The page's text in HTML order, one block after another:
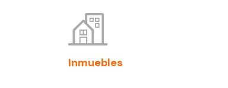
Inmuebles